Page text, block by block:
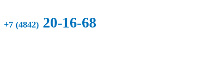
+7 (4842) 20-16-68